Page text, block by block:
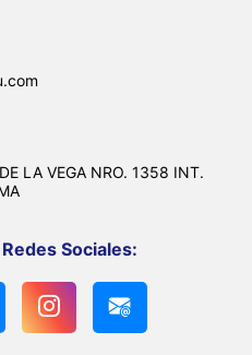
LA VEGA NRO. 1358 INT.
Sociales: